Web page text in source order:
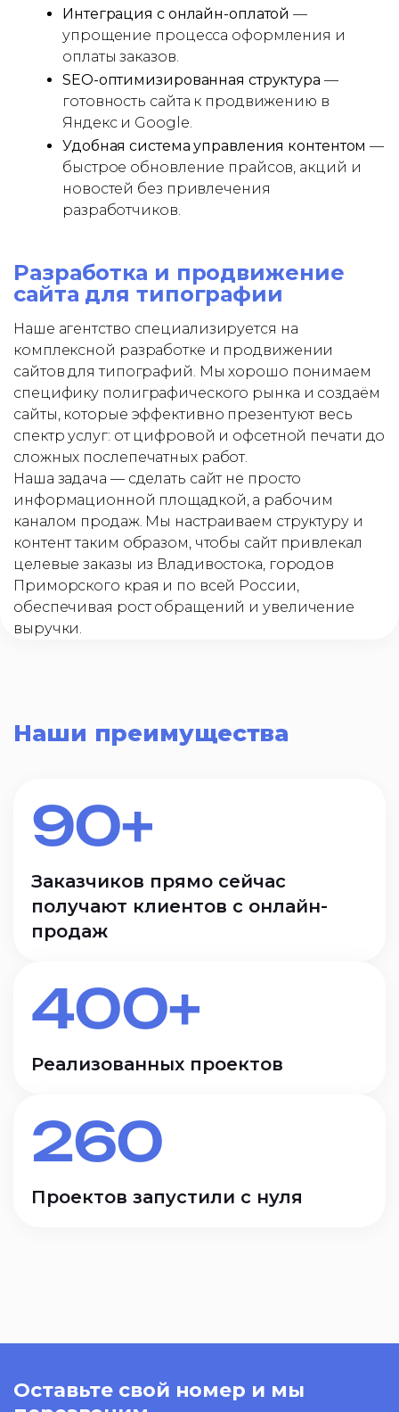
Интеграция с онлайн-оплатой —
упрощение процесса оформления и
оплаты заказов.
SEO-оптимизированная структура —
готовность сайта к продвижению в
Яндекс и Google.
Удобная система управления контентом —
быстрое обновление прайсов, акций и
новостей без привлечения
разработчиков.
Разработка и продвижение
сайта для типографии
Наше агентство специализируется на
комплексной разработке и продвижении
сайтов для типографий. Мы хорошо понимаем
специфику полиграфического рынка и создаём
сайты, которые эффективно презентуют весь
спектр услуг: от цифровой и офсетной печати до
сложных послепечатных работ.
Наша задача — сделать сайт не просто
информационной площадкой, а рабочим
каналом продаж. Мы настраиваем структуру и
контент таким образом, чтобы сайт привлекал
целевые заказы из Владивостока, городов
Приморского края и по всей России,
обеспечивая рост обращений и увеличение
выручки.
Наши преимущества
90+
Заказчиков прямо сейчас
получают клиентов с онлайн-
продаж
400+
Реализованных проектов
260
Проектов запустили с нуля
Оставьте свой номер и мы